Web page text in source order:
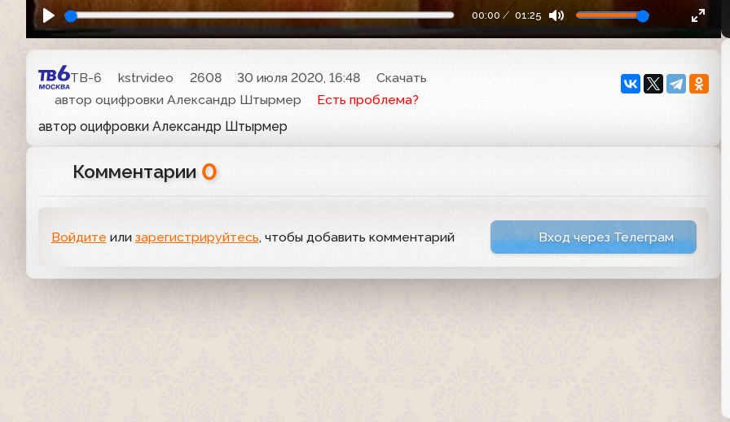
00:00 01:25
ТВ-6 kstrvideo 2608 30 июля 2020, 16:48
Скачать
автор оцифровки Александр Штырмер
Есть проблема?
автор оцифровки Александр Штырмер
Комментарии 0
Войдите или зарегистрируйтесь, чтобы добавить комментарий Вход через Телеграм